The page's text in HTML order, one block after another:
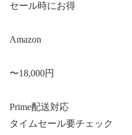
セール時にお得
Amazon
〜18,000円
Prime配送対応
タイムセール要チェック